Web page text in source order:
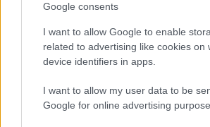
Google consents
I want to allow Google to enable
related to advertising like cookies on
device identifiers in apps.
I want to allow my user data to be
Google for online advertising
Mikor és miért cserélnek
startup cégek?